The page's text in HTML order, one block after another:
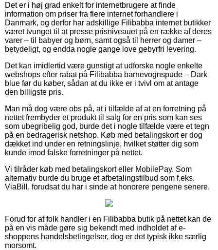
Det er i høj grad enkelt for internetbrugere at finde
information om priser fra flere internet forhandlere i
Danmark, og derfor har adskillige Filibabba internet butikker
været tvunget til at presse prisniveauet på en række af deres
varer – til babyer og børn, samt også til herrer og damer –
betydeligt, og endda nogle gange love gebyrfri levering.
Det kan imidlertid være gunstigt at udforske nogle enkelte
webshops efter rabat på Filibabba barnevognspude – Dark
blue før du køber, sådan at du ikke er i tvivl om at antage
den billigste pris.
Man må dog være obs på, at i tilfælde af at en forretning på
nettet frembyder et produkt til salg for en pris som kan ses
som ubegribelig god, burde det i nogle tilfælde være et tegn
på en bedragerisk netshop. Køb med betalingskort er dog
dækket ind under en retningslinje, hvilket støtter dig som
kunde imod falske forretninger på nettet.
Vi tilråder køb med betalingskort eller MobilePay. Som
alternativ burde du bruge et afbetalingstilbud som f.eks.
ViaBill, forudsat du har i sinde at honorere pengene senere.
Forud for at folk handler i en Filibabba butik på nettet kan de
på en vis måde gøre sig bekendt med indholdet af e-
shoppens handelsbetingelser, dog er det typisk ikke særlig
morsomt.